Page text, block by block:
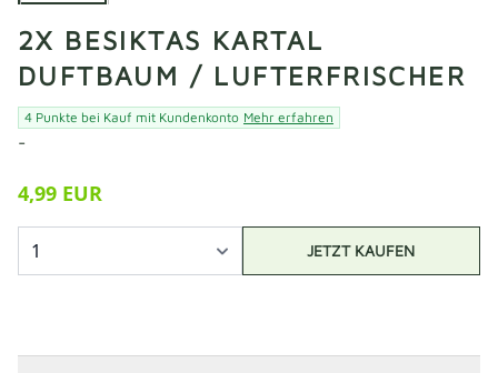
2X BESIKTAS KARTAL
DUFTBAUM / LUFTERFRISCHER
4 Punkte bei Kauf mit Kundenkonto Mehr erfahren
-
4,99 EUR
JETZT KAUFEN